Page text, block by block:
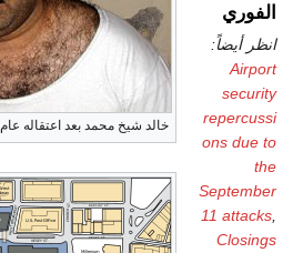
خالد شيخ محمد بعد اعتقاله عام 2003
الفوري
انظر أيضاً:
Airport
security
repercussi
ons due to
the
September
11 attacks
Closings